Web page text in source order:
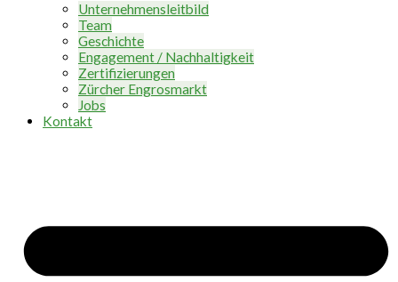
Unternehmensleitbild
Team
Geschichte
Engagement / Nachhaltigkeit
Zertifizierungen
Zürcher Engrosmarkt
Jobs
Kontakt